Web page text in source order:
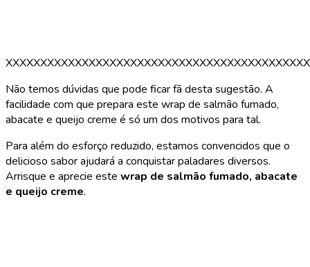
Não temos dúvidas que pode ficar fã desta sugestão. A
facilidade com que prepara este wrap de salmão fumado,
abacate e queijo creme é só um dos motivos para tal.
Para além do esforço reduzido, estamos convencidos que o
delicioso sabor ajudará a conquistar paladares diversos.
Arrisque e aprecie este wrap de salmão fumado, abacate
e queijo creme.